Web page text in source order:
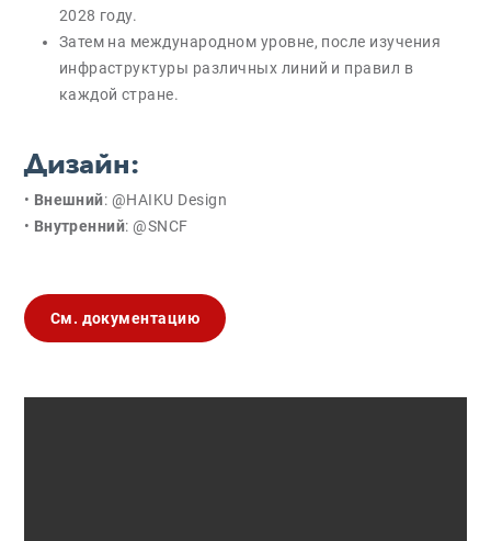
2028 году.
Затем на международном уровне, после изучения
инфраструктуры различных линий и правил в
каждой стране.
Дизайн:
• Внешний: @HAIKU Design
• Внутренний: @SNCF
См. документацию